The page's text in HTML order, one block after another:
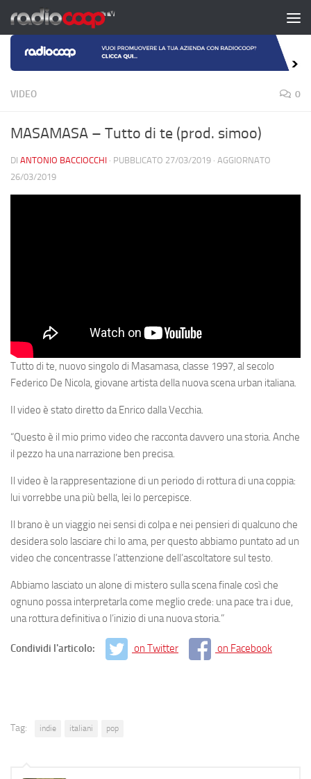
Salta al contenuto
VIDEO 0
MASAMASA – Tutto di te (prod. simoo)
DI ANTONIO BACCIOCCHI · PUBBLICATO 27/03/2019 · AGGIORNATO
26/03/2019
Tutto di te, nuovo singolo di Masamasa, classe 1997, al secolo
Federico De Nicola, giovane artista della nuova scena urban italiana.
Il video è stato diretto da Enrico dalla Vecchia.
“Questo è il mio primo video che racconta davvero una storia. Anche
il pezzo ha una narrazione ben precisa.
Il video è la rappresentazione di un periodo di rottura di una coppia:
lui vorrebbe una più bella, lei lo percepisce.
Il brano è un viaggio nei sensi di colpa e nei pensieri di qualcuno che
desidera solo lasciare chi lo ama, per questo abbiamo puntato ad un
video che concentrasse l’attenzione dell’ascoltatore sul testo.
Abbiamo lasciato un alone di mistero sulla scena finale così che
ognuno possa interpretarla come meglio crede: una pace tra i due,
una rottura definitiva o l’inizio di una nuova storia.”
Condividi l'articolo: on Twitter on Facebook
Tag: indie italiani pop